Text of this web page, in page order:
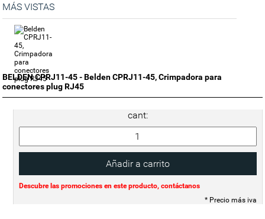
MÁS VISTAS
BELDEN CPRJ11-45 - Belden CPRJ11-45, Crimpadora para
conectores plug RJ45
cant:
Descubre las promociones en este producto, contáctanos
* Precio más iva